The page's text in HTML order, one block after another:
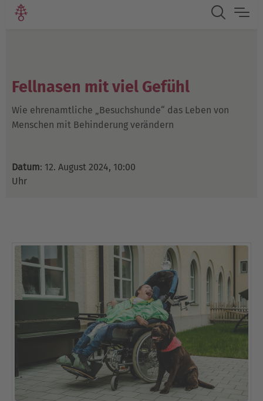
Fellnasen mit viel Gefühl
Wie ehrenamtliche „Besuchshunde“ das Leben von
Menschen mit Behinderung verändern
Datum: 12. August 2024, 10:00
Uhr